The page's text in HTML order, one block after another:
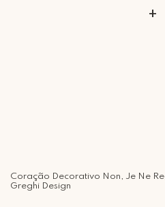
+
Coração Decorativo Non, Je Ne
Greghi Design